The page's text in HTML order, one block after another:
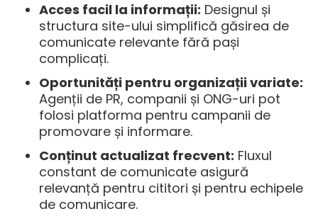
Acces facil la informații: Designul și
structura site-ului simplifică găsirea de
comunicate relevante fără pași
complicați.
Oportunități pentru organizații variate:
Agenții de PR, companii și ONG-uri pot
folosi platforma pentru campanii de
promovare și informare.
Conținut actualizat frecvent: Fluxul
constant de comunicate asigură
relevanță pentru cititori și pentru echipele
de comunicare.